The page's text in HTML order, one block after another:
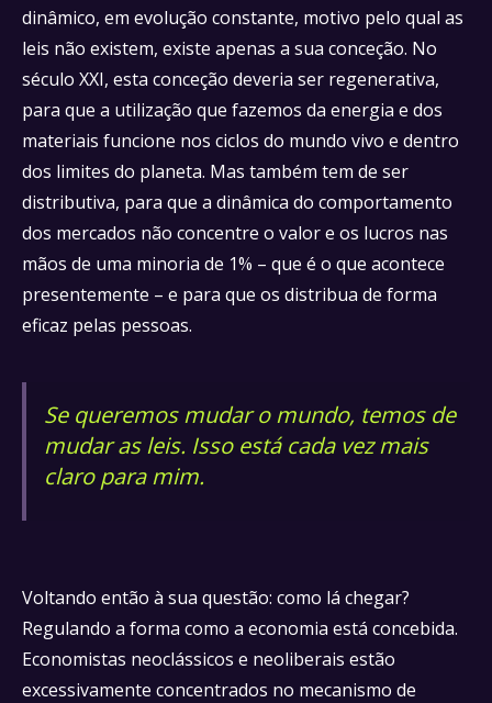
dinâmico, em evolução constante, motivo pelo qual as
leis não existem, existe apenas a sua conceção. No
século XXI, esta conceção deveria ser regenerativa,
para que a utilização que fazemos da energia e dos
materiais funcione nos ciclos do mundo vivo e dentro
dos limites do planeta. Mas também tem de ser
distributiva, para que a dinâmica do comportamento
dos mercados não concentre o valor e os lucros nas
mãos de uma minoria de 1% – que é o que acontece
presentemente – e para que os distribua de forma
eficaz pelas pessoas.
Se queremos mudar o mundo, temos de
mudar as leis. Isso está cada vez mais
claro para mim.
Voltando então à sua questão: como lá chegar?
Regulando a forma como a economia está concebida.
Economistas neoclássicos e neoliberais estão
excessivamente concentrados no mecanismo de